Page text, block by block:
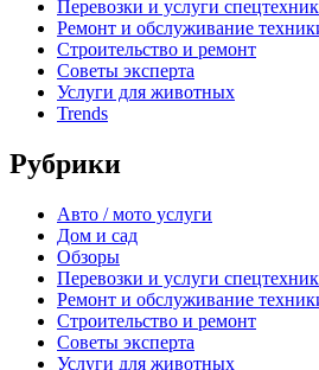
Перевозки и услуги
Ремонт и обслуживание
Строительство и ремонт
Советы эксперта
Услуги для животных
Trends
Рубрики
Авто / мото услуги
Дом и сад
Обзоры
Перевозки и услуги
Ремонт и обслуживание
Строительство и ремонт
Советы эксперта
Услуги для животных